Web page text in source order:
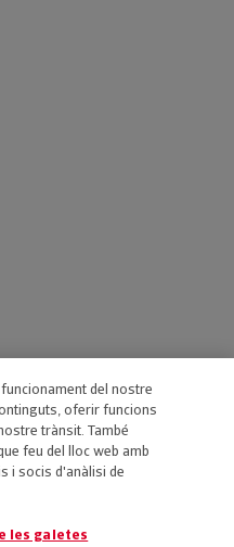
del nostre
oferir funcions
trànsit. També
feu del lloc web amb
i socis d'anàlisi de
les galetes